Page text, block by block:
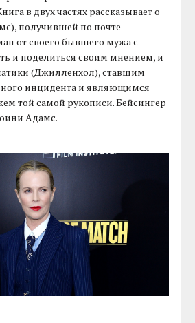
в двух частях рассказывает о
получившей по почте
от своего бывшего мужа с
и поделиться своим мнением, и
(Джилленхол), ставшим
инцидента и являющимся
той самой рукописи. Бейсингер
Адамс.